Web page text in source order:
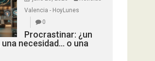
Valencia - HoyLunes
0
Procrastinar: ¿un
necesidad… o una